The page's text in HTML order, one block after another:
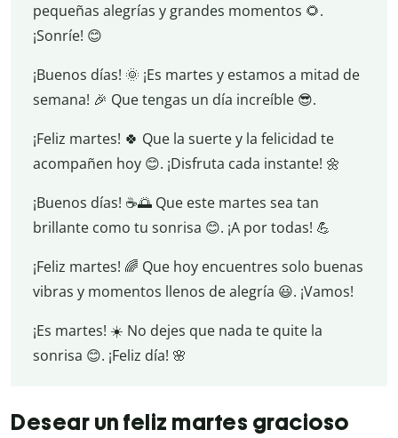
pequeñas alegrías y grandes momentos 🌻.
¡Sonríe! 😊
¡Buenos días! 🌞 ¡Es martes y estamos a mitad de
semana! 🎉 Que tengas un día increíble 😎.
¡Feliz martes! 🍀 Que la suerte y la felicidad te
acompañen hoy 😊. ¡Disfruta cada instante! 🌼
¡Buenos días! ☕️🌅 Que este martes sea tan
brillante como tu sonrisa 😊. ¡A por todas! 💪
¡Feliz martes! 🌈 Que hoy encuentres solo buenas
vibras y momentos llenos de alegría 😃. ¡Vamos!
¡Es martes! ☀️ No dejes que nada te quite la
sonrisa 😊. ¡Feliz día! 🌸
Desear un feliz martes gracioso